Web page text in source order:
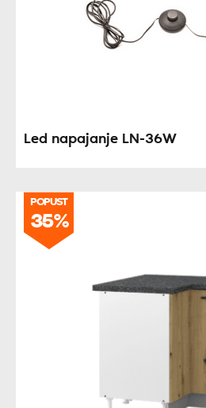
Led napajanje LN-36W
POPUST
35%